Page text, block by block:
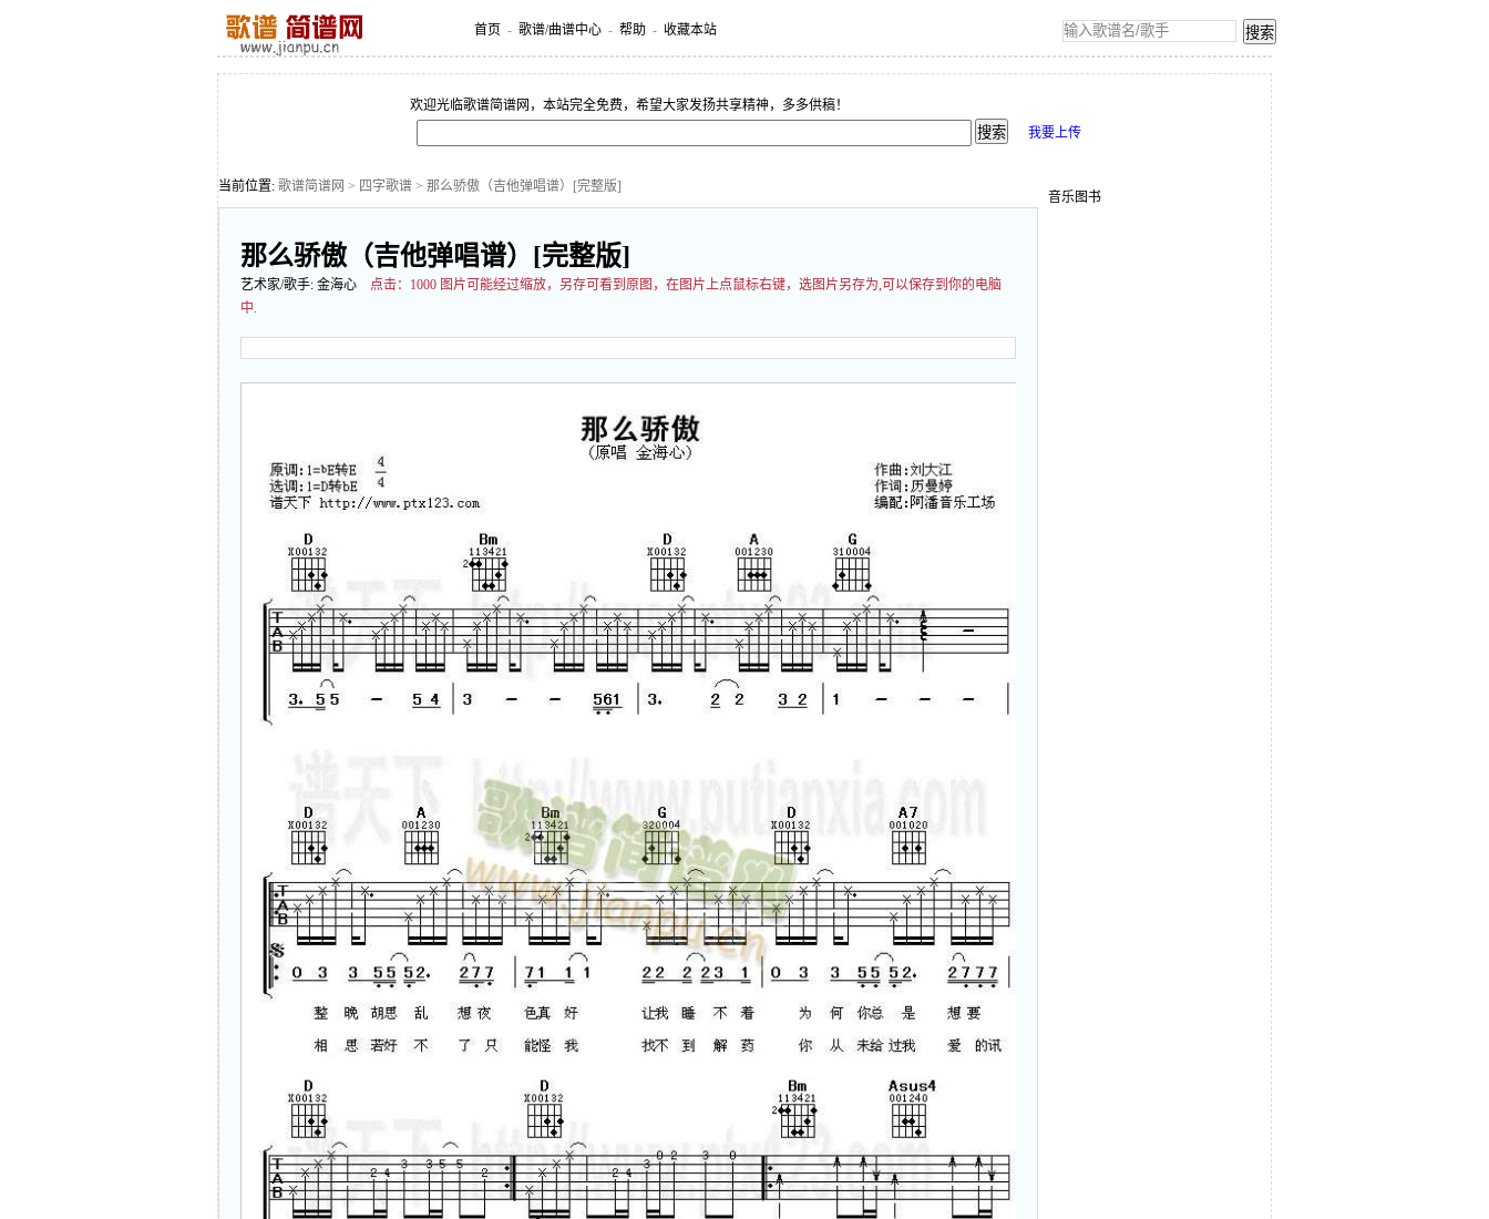
首页 - 歌谱/曲谱中心 - 帮助 - 收藏本站
欢迎光临歌谱简谱网，本站完全免费，希望大家发扬共享精神，多多供稿！
我要上传
当前位置: 歌谱简谱网 > 四字歌谱 > 那么骄傲（吉他弹唱谱）[完整版]
那么骄傲（吉他弹唱谱）[完整版]
艺术家/歌手: 金海心 点击： 1000 图片可能经过缩放，另存可看到原图，在图片上点鼠标右键，选图片另存为,可以保存到你的电脑
中.
音乐图书